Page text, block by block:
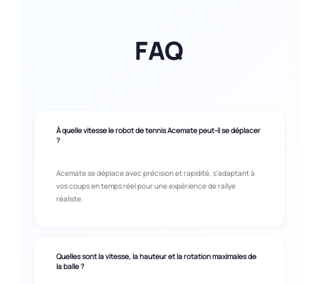
FAQ
À quelle vitesse le robot de tennis Acemate peut-il se déplacer
?
Acemate se déplace avec précision et rapidité, s'adaptant à
vos coups en temps réel pour une expérience de rallye
réaliste.
Quelles sont la vitesse, la hauteur et la rotation maximales de
la balle ?